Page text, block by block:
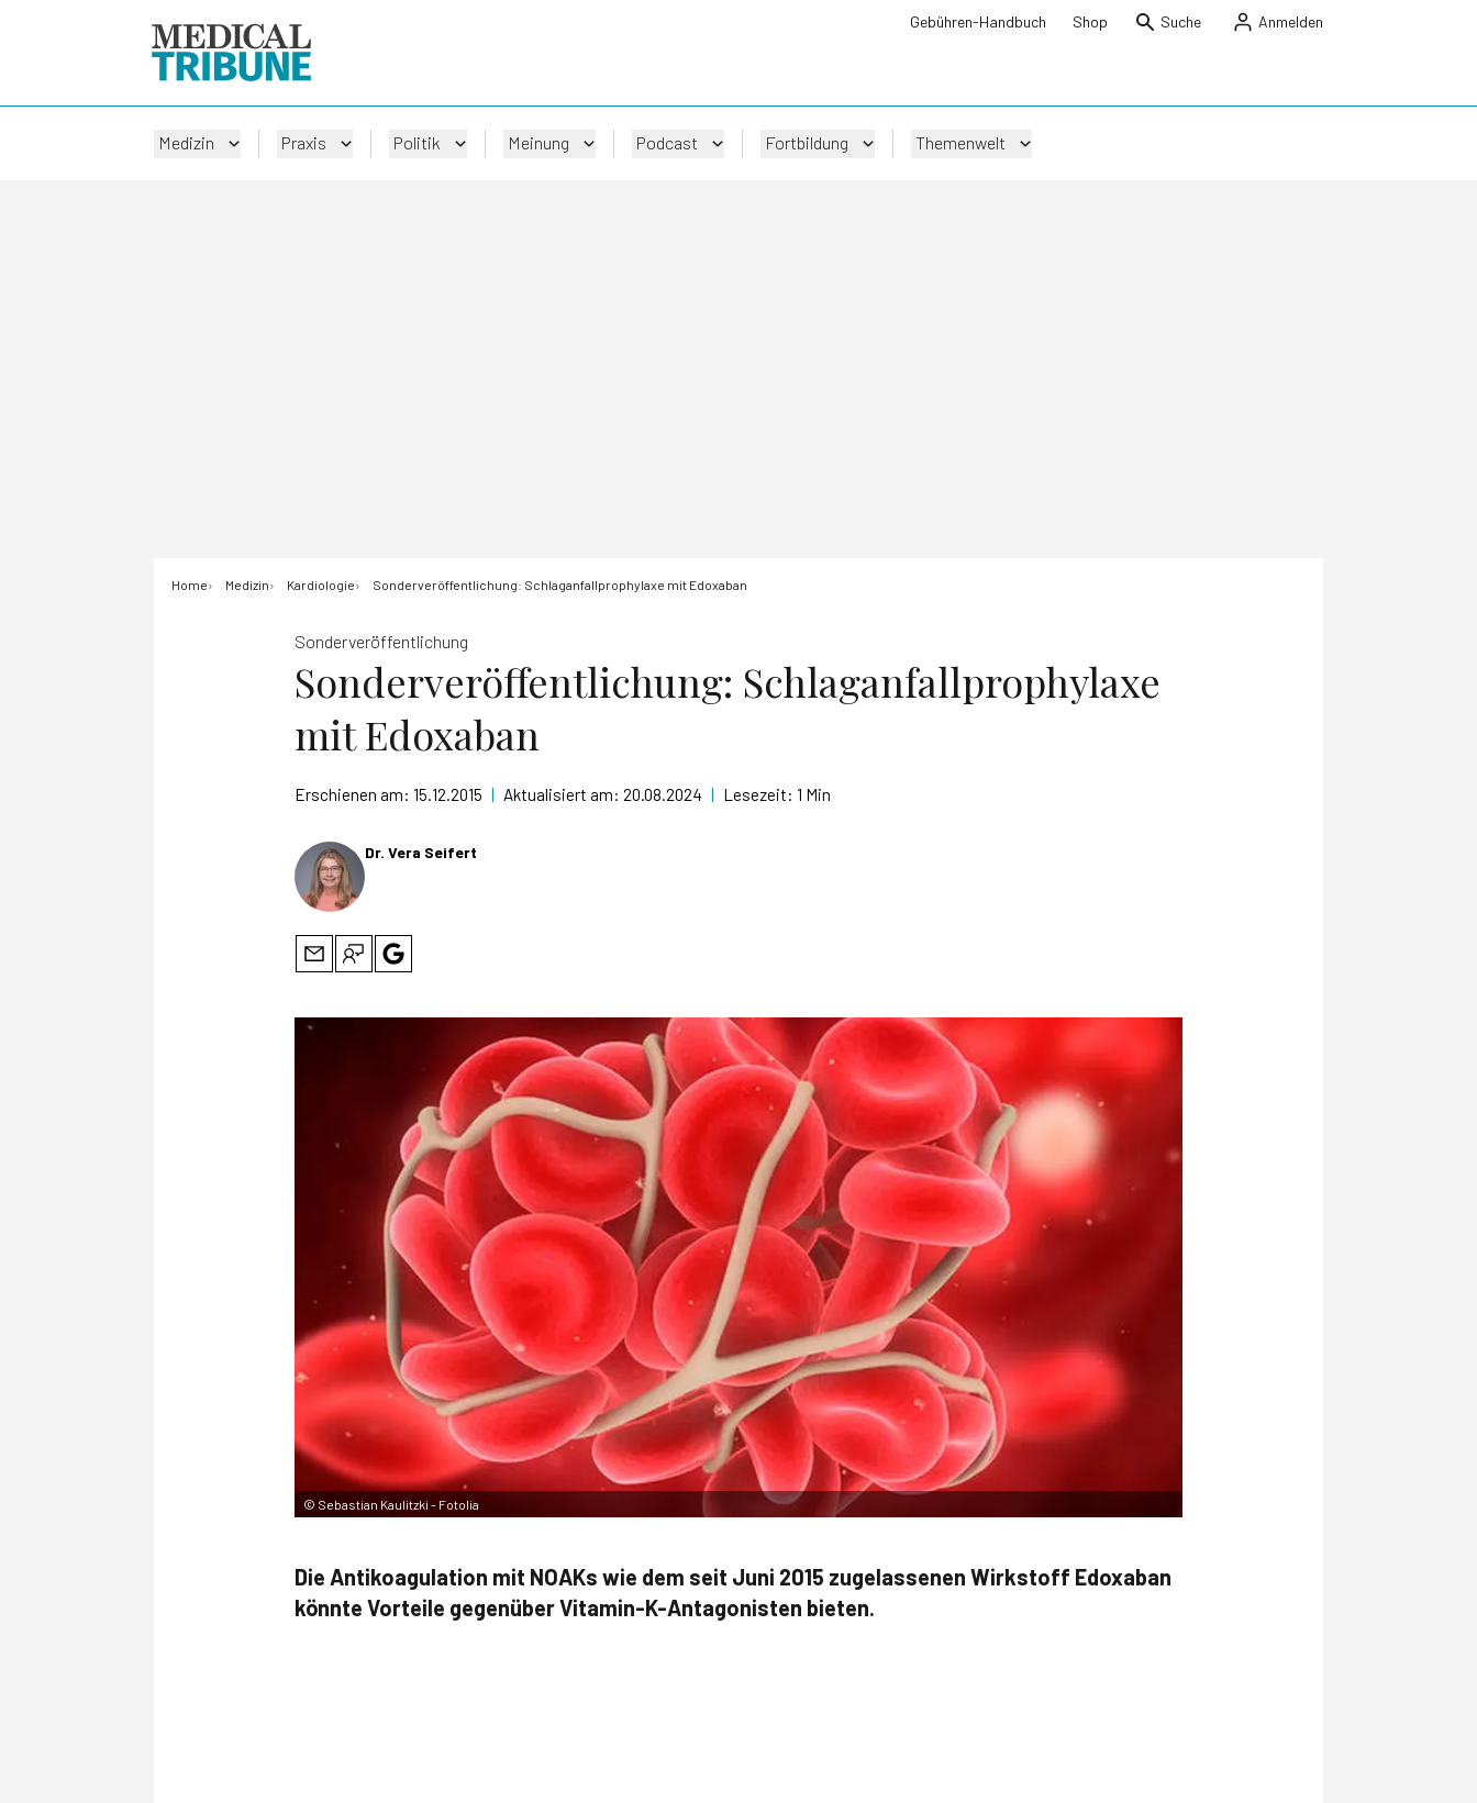
Gebühren-Handbuch Shop Suche Anmelden
Medizin Praxis Politik Meinung Podcast Fortbildung Themenwelt
Home Medizin Kardiologie Sonderveröffentlichung: Schlaganfallprophylaxe mit Edoxaban
Sonderveröffentlichung
Sonderveröffentlichung: Schlaganfallprophylaxe
mit Edoxaban
Erschienen am: 15.12.2015 | Aktualisiert am: 20.08.2024 | Lesezeit: 1 Min
Dr. Vera Seifert
© Sebastian Kaulitzki - Fotolia
Die Antikoagulation mit NOAKs wie dem seit Juni 2015 zugelassenen Wirkstoff Edoxaban
könnte Vorteile gegenüber Vitamin-K-Antagonisten bieten.